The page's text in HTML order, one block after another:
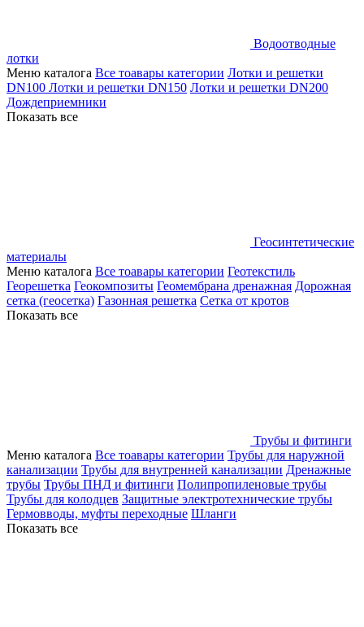
Водоотводные
лотки
Меню каталога Все тоавары категории Лотки и решетки
DN100 Лотки и решетки DN150 Лотки и решетки DN200
Дождеприемники
Показать все
Геосинтетические
материалы
Меню каталога Все тоавары категории Геотекстиль
Георешетка Геокомпозиты Геомембрана дренажная Дорожная
сетка (геосетка) Газонная решетка Сетка от кротов
Показать все
Трубы и фитинги
Меню каталога Все тоавары категории Трубы для наружной
канализации Трубы для внутренней канализации Дренажные
трубы Трубы ПНД и фитинги Полипропиленовые трубы
Трубы для колодцев Защитные электротехнические трубы
Гермовводы, муфты переходные Шланги
Показать все